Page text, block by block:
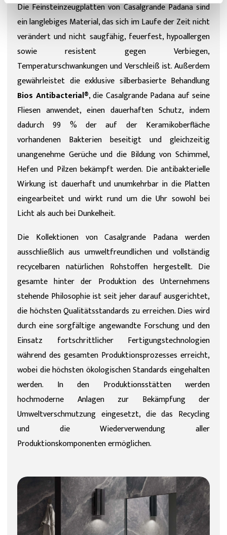
Die Feinsteinzeugplatten von Casalgrande Padana sind
ein langlebiges Material, das sich im Laufe der Zeit nicht
verändert und nicht saugfähig, feuerfest, hypoallergen
sowie resistent gegen Verbiegen,
Temperaturschwankungen und Verschleiß ist. Außerdem
gewährleistet die exklusive silberbasierte Behandlung
Bios Antibacterial®, die Casalgrande Padana auf seine
Fliesen anwendet, einen dauerhaften Schutz, indem
dadurch 99 % der auf der Keramikoberfläche
vorhandenen Bakterien beseitigt und gleichzeitig
unangenehme Gerüche und die Bildung von Schimmel,
Hefen und Pilzen bekämpft werden. Die antibakterielle
Wirkung ist dauerhaft und unumkehrbar in die Platten
eingearbeitet und wirkt rund um die Uhr sowohl bei
Licht als auch bei Dunkelheit.
Die Kollektionen von Casalgrande Padana werden
ausschließlich aus umweltfreundlichen und vollständig
recycelbaren natürlichen Rohstoffen hergestellt. Die
gesamte hinter der Produktion des Unternehmens
stehende Philosophie ist seit jeher darauf ausgerichtet,
die höchsten Qualitätsstandards zu erreichen. Dies wird
durch eine sorgfältige angewandte Forschung und den
Einsatz fortschrittlicher Fertigungstechnologien
während des gesamten Produktionsprozesses erreicht,
wobei die höchsten ökologischen Standards eingehalten
werden. In den Produktionsstätten werden
hochmoderne Anlagen zur Bekämpfung der
Umweltverschmutzung eingesetzt, die das Recycling
und die Wiederverwendung aller
Produktionskomponenten ermöglichen.